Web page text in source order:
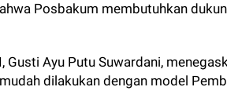
Posbakum membutuhkan
Gusti Ayu Putu Suwardani,
dilakukan dengan model